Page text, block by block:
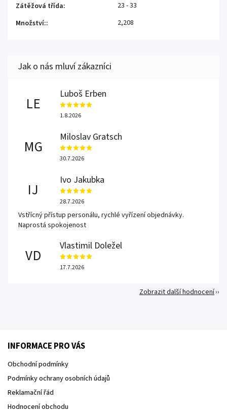
Zátěžová třída:
23 - 33
Množství:: 2,208
LE
Luboš Erben
1.8.2026
MG
Miloslav Gratsch
30.7.2026
IJ
Ivo Jakubka
28.7.2026
Vstřícný přístup personálu, rychlé vyřízení objednávky.
Naprostá spokojenost
VD
Vlastimil Doležel
17.7.2026
Zobrazit další hodnocení
INFORMACE PRO VÁS
Obchodní podmínky
Podmínky ochrany osobních údajů
Reklamační řád
Hodnocení obchodu